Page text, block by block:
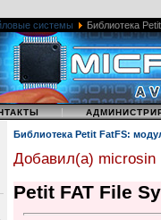
системы Библиотека
|
Библиотека Petit FatFS:
Добавил(а) microsin
Petit FAT File